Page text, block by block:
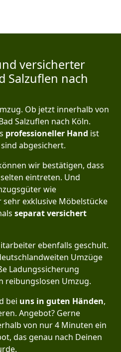
versicherter
Salzuflen nach
Ob jetzt innerhalb von
Salzuflen nach Köln.
professioneller Hand ist
abgesichert.
wir bestätigen, dass
eintreten. Und
wie
exklusive Möbelstücke
separat versichert
ebenfalls geschult.
Umzüge
Ladungssicherung
reibungslosen Umzug.
bei uns in guten Händen,
Angebot? Gerne
von nur 4 Minuten ein
das genau nach Deinen